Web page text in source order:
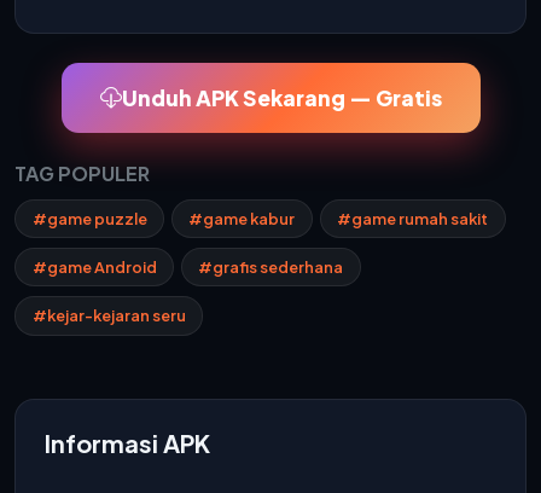
Unduh APK Sekarang — Gratis
TAG POPULER
#game puzzle #game kabur #game rumah sakit
#game Android #grafis sederhana
#kejar-kejaran seru
Informasi APK